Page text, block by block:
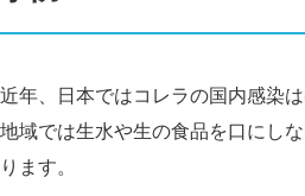
近年、日本ではコレラの国内感染
地域では生水や生の食品を口にし
ります。